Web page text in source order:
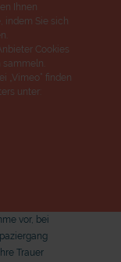
Ihnen
indem Sie sich
Cookies
„Vimeo“ finden
unter:
vor, bei
Trauer